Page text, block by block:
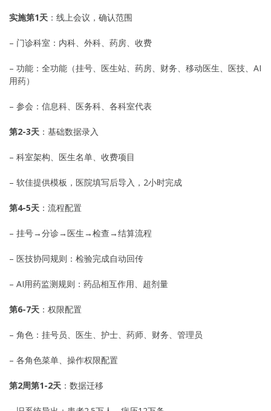
实施第1天 ：线上会议，确认范围
– 门诊科室：内科、外科、药房、收费
– 功能：全功能（挂号、医生站、药房、财务、移动医生、医技、AI
用药）
– 参会：信息科、医务科、各科室代表
第2-3天 ：基础数据录入
– 科室架构、医生名单、收费项目
– 软佳提供模板，医院填写后导入，2小时完成
第4-5天 ：流程配置
– 挂号→分诊→医生→检查→结算流程
– 医技协同规则：检验完成自动回传
– AI用药监测规则：药品相互作用、超剂量
第6-7天 ：权限配置
– 角色：挂号员、医生、护士、药师、财务、管理员
– 各角色菜单、操作权限配置
第2周第1-2天 ：数据迁移